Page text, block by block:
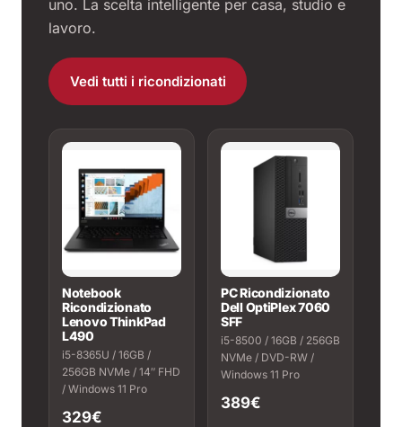
uno. La scelta intelligente per casa, studio e
lavoro.
Vedi tutti i ricondizionati
Notebook
Ricondizionato
Lenovo ThinkPad
L490
i5-8365U / 16GB /
256GB NVMe / 14″ FHD
/ Windows 11 Pro
329€
PC Ricondizionato
Dell OptiPlex 7060
SFF
i5-8500 / 16GB / 256GB
NVMe / DVD-RW /
Windows 11 Pro
389€